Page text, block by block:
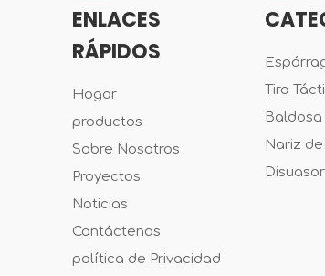
ENLACES
RÁPIDOS
Hogar
productos
Sobre Nosotros
Proyectos
Noticias
Contáctenos
política de Privacidad
Tira
Baldosa
Nariz